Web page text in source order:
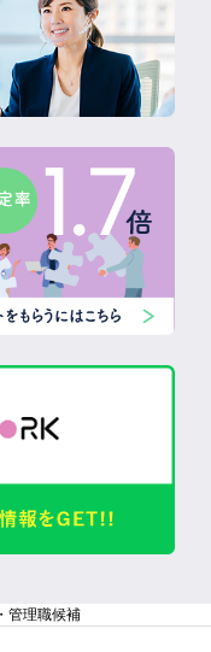
管理職候補